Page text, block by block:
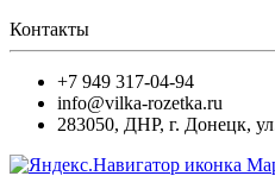
Контакты
+7 949 317-04-94
info@vilka-rozetka.ru
283050, ДНР, г. Донецк,